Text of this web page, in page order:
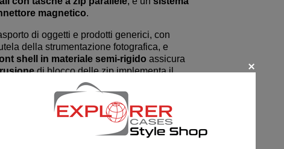
magnetico.
di oggetti e prodotti generici, con
della strumentazione fotografica, e
shell in materiale semi-rigido assicura
di blocco delle zip implementa il
, esso è garantito sia dalloschienale
ancorabili in bensedici punti di
fitting. La cintura lombaree ilsacco di
cabin-compliant
permettono il